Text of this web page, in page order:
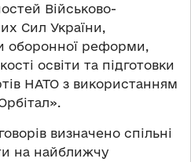
Військово-
Сил України,
оборонної реформи,
освіти та підготовки
НАТО з використанням
визначено спільні
на найближчу